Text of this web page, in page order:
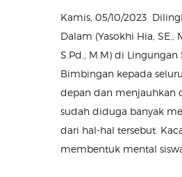
Kamis, 05/10/2023
Dalam (Yasokhi Hia,
S.Pd., M.M) di
Bimbingan kepada
depan dan menjauhkan
sudah diduga banyak
dari hal-hal tersebut.
membentuk mental